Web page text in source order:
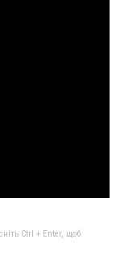
Ctrl + Enter, щоб